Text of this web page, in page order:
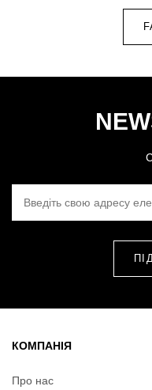
КОМПАНІЯ
Про нас